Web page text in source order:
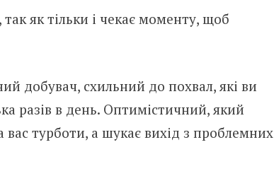
так як тільки і чекає моменту, щоб
добувач, схильний до похвал, які ви
разів в день. Оптимістичний, який
вас турботи, а шукає вихід з проблемних